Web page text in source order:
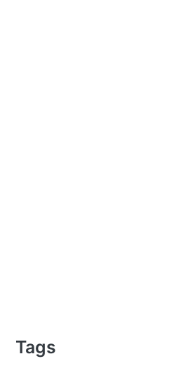
Tags